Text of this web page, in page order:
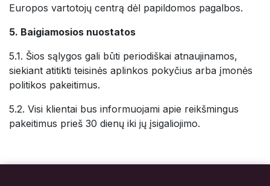
Europos vartotojų centrą dėl papildomos pagalbos.
5. Baigiamosios nuostatos
5.1. Šios sąlygos gali būti periodiškai atnaujinamos,
siekiant atitikti teisinės aplinkos pokyčius arba įmonės
politikos pakeitimus.
5.2. Visi klientai bus informuojami apie reikšmingus
pakeitimus prieš 30 dienų iki jų įsigaliojimo.